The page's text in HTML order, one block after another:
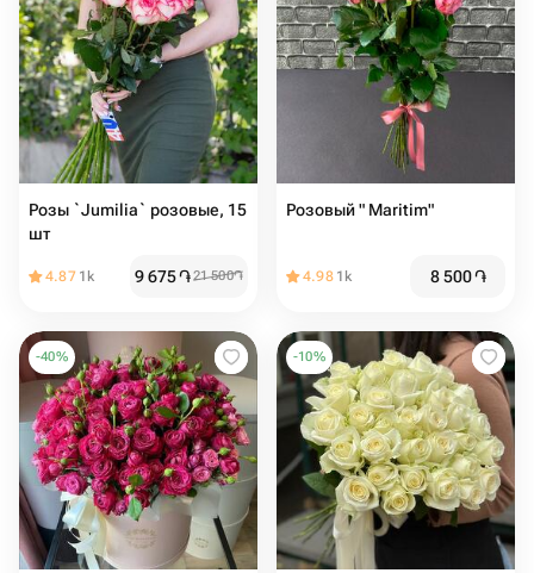
Розы `Jumilia` розовые, 15
шт
4.87 1k 9 675֏21 500֏
Розовый " Maritim"
4.98 1k 8 500֏
-40% -10%